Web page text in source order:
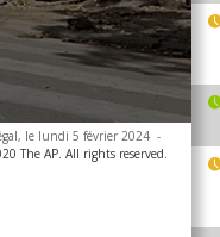
le lundi 5 février 2024 -
The AP. All rights reserved.